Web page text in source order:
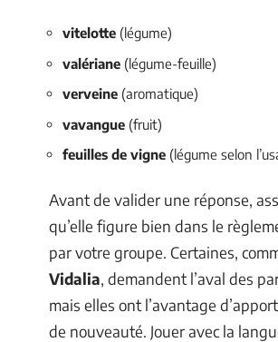
vitelotte (légume)
valériane (légume-feuille)
verveine (aromatique)
vavangue (fruit)
feuilles de vigne (légume selon
Avant de valider une réponse,
qu’elle figure bien dans le
par votre groupe. Certaines,
Vidalia, demandent l’aval des
mais elles ont l’avantage
de nouveauté. Jouer avec la